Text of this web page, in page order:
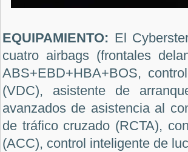
EQUIPAMIENTO: El
cuatro airbags (frontales
ABS+EBD+HBA+BOS,
(VDC), asistente de
avanzados de asistencia al
de tráfico cruzado (RCTA),
(ACC), control inteligente de